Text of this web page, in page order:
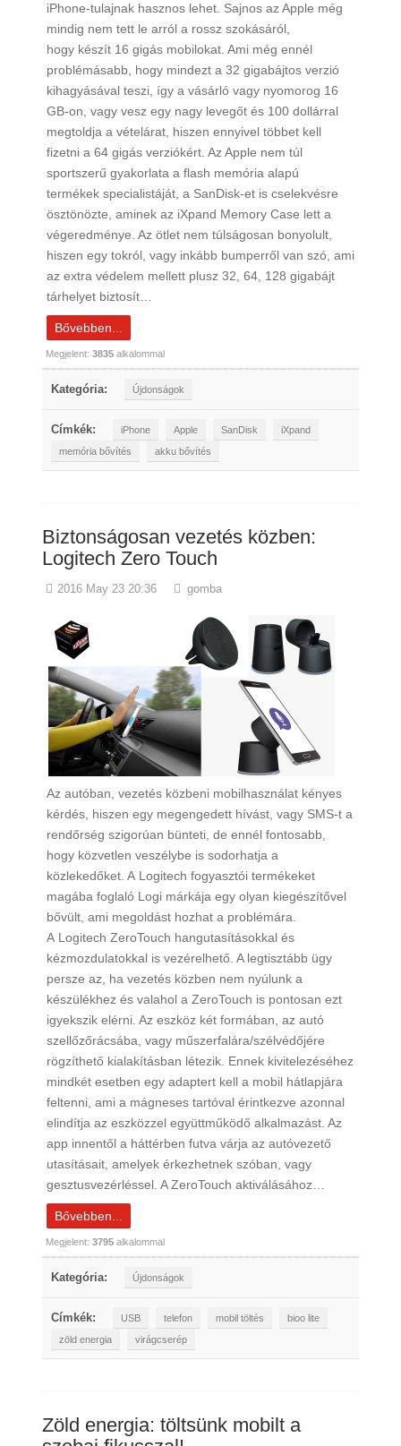
iPhone-tulajnak hasznos lehet. Sajnos az Apple még
mindig nem tett le arról a rossz szokásáról,
hogy készít 16 gigás mobilokat. Ami még ennél
problémásabb, hogy mindezt a 32 gigabájtos verzió
kihagyásával teszi, így a vásárló vagy nyomorog 16
GB-on, vagy vesz egy nagy levegőt és 100 dollárral
megtoldja a vételárat, hiszen ennyivel többet kell
fizetni a 64 gigás verziókért. Az Apple nem túl
sportszerű gyakorlata a flash memória alapú
termékek specialistáját, a SanDisk-et is cselekvésre
ösztönözte, aminek az iXpand Memory Case lett a
végeredménye. Az ötlet nem túlságosan bonyolult,
hiszen egy tokról, vagy inkább bumperről van szó, ami
az extra védelem mellett plusz 32, 64, 128 gigabájt
tárhelyet biztosít…
Bővebben...
Megjelent: 3835alkalommal
Kategória: Újdonságok
Címkék: iPhone Apple SanDisk
iXpand
memória bővítés
akku bővítés
Biztonságosan vezetés közben:
Logitech Zero Touch
2016 May 23 20:36 gomba
Az autóban, vezetés közbeni mobilhasználat kényes
kérdés, hiszen egy megengedett hívást, vagy SMS-t a
rendőrség szigorúan bünteti, de ennél fontosabb,
hogy közvetlen veszélybe is sodorhatja a
közlekedőket. A Logitech fogyasztói termékeket
magába foglaló Logi márkája egy olyan kiegészítővel
bővült, ami megoldást hozhat a problémára.
A Logitech ZeroTouch hangutasításokkal és
kézmozdulatokkal is vezérelhető. A legtisztább ügy
persze az, ha vezetés közben nem nyúlunk a
készülékhez és valahol a ZeroTouch is pontosan ezt
igyekszik elérni. Az eszköz két formában, az autó
szellőzőrácsába, vagy műszerfalára/szélvédőjére
rögzíthető kialakításban létezik. Ennek kivitelezéséhez
mindkét esetben egy adaptert kell a mobil hátlapjára
feltenni, ami a mágneses tartóval érintkezve azonnal
elindítja az eszközzel együttműködő alkalmazást. Az
app innentől a háttérben futva várja az autóvezető
utasításait, amelyek érkezhetnek szóban, vagy
gesztusvezérléssel. A ZeroTouch aktiválásához…
Bővebben...
Megjelent: 3795alkalommal
Kategória: Újdonságok
Címkék: USB telefon mobil töltés
bioo lite
zöld energia
virágcserép
Zöld energia: töltsünk mobilt a